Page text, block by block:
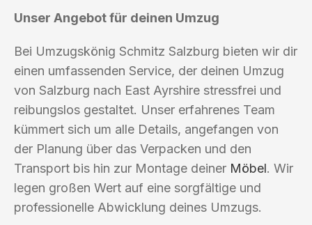
Unser Angebot für deinen Umzug
Bei Umzugskönig Schmitz Salzburg bieten wir dir
einen umfassenden Service, der deinen Umzug
von Salzburg nach East Ayrshire stressfrei und
reibungslos gestaltet. Unser erfahrenes Team
kümmert sich um alle Details, angefangen von
der Planung über das Verpacken und den
Transport bis hin zur Montage deiner Möbel. Wir
legen großen Wert auf eine sorgfältige und
professionelle Abwicklung deines Umzugs.